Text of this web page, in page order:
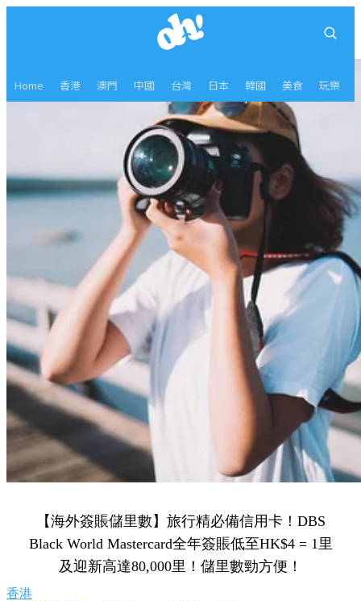
Home 香港 澳門 中國 台灣 日本 韓國 美食 玩樂
【海外簽賬儲里數】旅行精必備信用卡！DBS
Black World Mastercard全年簽賬低至HK$4 = 1里
及迎新高達80,000里！儲里數勁方便！
香港